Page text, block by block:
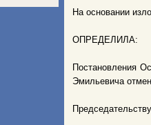
На основании
ОПРЕДЕЛИЛА:
Постановления
Эмильевича